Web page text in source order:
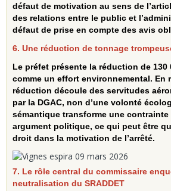
défaut de motivation au sens de
des relations entre le public et
défaut de prise en compte des avis
6. Une réduction de tonnage
Le préfet présente la réduction de 130
comme un effort environnemental. En
réduction découle des servitudes
par la DGAC, non d’une volonté
sémantique transforme une
argument politique, ce qui peut être
droit dans la motivation de l’arrêté.
7. Le rôle central du commissaire
neutralisation du SRADDET